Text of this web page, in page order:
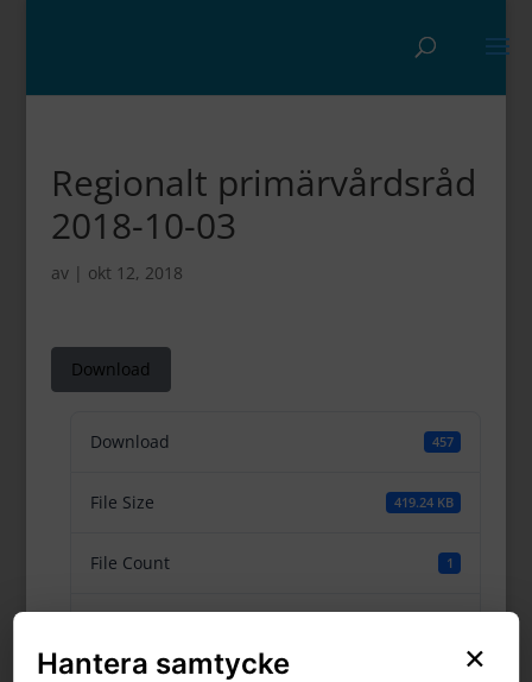
Regionalt primärvårdsråd
2018-10-03
av | okt 12, 2018
Download
Download 457
File Size 419.24 KB
File Count 1
×
Hantera samtycke